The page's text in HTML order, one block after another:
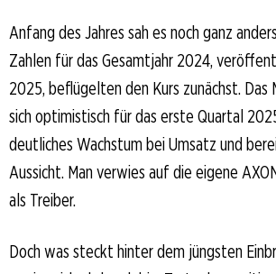
Anfang des Jahres sah es noch ganz
Zahlen für das Gesamtjahr 2024,
2025, beflügelten den Kurs zunächst. Das
sich optimistisch für das erste Quartal
deutliches Wachstum bei Umsatz und
Aussicht. Man verwies auf die eigene
als Treiber.
Doch was steckt hinter dem jüngsten